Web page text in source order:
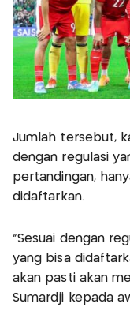
Jumlah tersebut,
dengan regulasi
pertandingan,
didaftarkan.
“Sesuai dengan
yang bisa
akan pasti akan
Sumardji kepada